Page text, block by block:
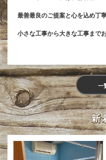
最善最良のご提案と心を込め丁
小さな工事から大きな工事まで
一